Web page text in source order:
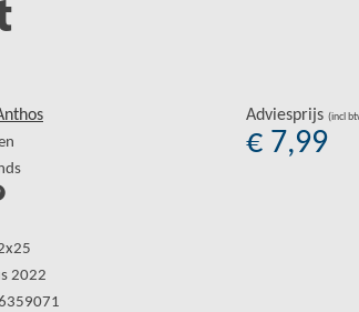
2022
Adviesprijs (incl
€ 7,99